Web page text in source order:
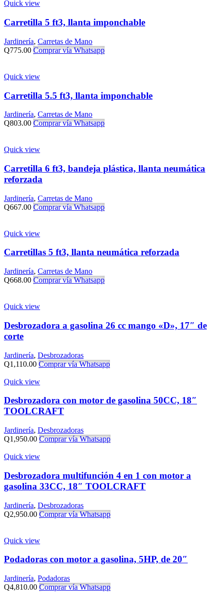
Quick view
Carretilla 5 ft3, llanta imponchable
Jardinería, Carretas de Mano
Q775.00 Comprar vía Whatsapp
Quick view
Carretilla 5.5 ft3, llanta imponchable
Jardinería, Carretas de Mano
Q803.00 Comprar vía Whatsapp
Quick view
Carretilla 6 ft3, bandeja plástica, llanta neumática
reforzada
Jardinería, Carretas de Mano
Q667.00 Comprar vía Whatsapp
Quick view
Carretillas 5 ft3, llanta neumática reforzada
Jardinería, Carretas de Mano
Q668.00 Comprar vía Whatsapp
Quick view
Desbrozadora a gasolina 26 cc mango «D», 17″ de
corte
Jardinería, Desbrozadoras
Q1,110.00 Comprar vía Whatsapp
Quick view
Desbrozadora con motor de gasolina 50CC, 18″
TOOLCRAFT
Jardinería, Desbrozadoras
Q1,950.00 Comprar vía Whatsapp
Quick view
Desbrozadora multifunción 4 en 1 con motor a
gasolina 33CC, 18″ TOOLCRAFT
Jardinería, Desbrozadoras
Q2,950.00 Comprar vía Whatsapp
Quick view
Podadoras con motor a gasolina, 5HP, de 20″
Jardinería, Podadoras
Q4,810.00 Comprar vía Whatsapp